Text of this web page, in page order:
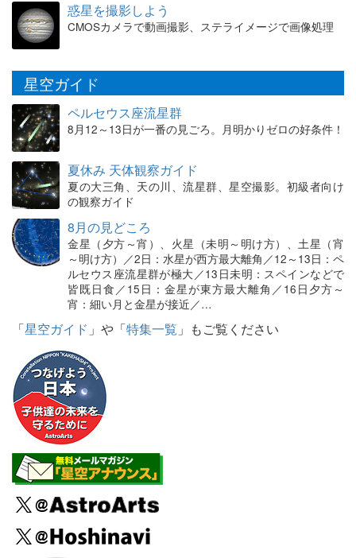
惑星を撮影しよう
CMOSカメラで動画撮影、ステライメージで画像処理
星空ガイド
ペルセウス座流星群
8月12～13日が一番の見ごろ。月明かりゼロの好条件！
夏休み 天体観察ガイド
夏の大三角、天の川、流星群、星空撮影。初級者向け
の観察ガイド
8月の見どころ
金星（夕方～宵）、火星（未明～明け方）、土星（宵
～明け方）／2日：水星が西方最大離角／12～13日：ペ
ルセウス座流星群が極大／13日未明：スペインなどで
皆既日食／15日：金星が東方最大離角／16日夕方～
宵：細い月と金星が接近／…
「星空ガイド 」や「特集一覧 」もご覧ください